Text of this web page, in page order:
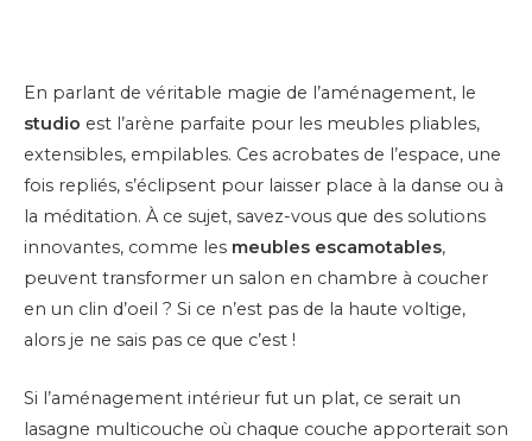
En parlant de véritable magie de l’aménagement, le
studio est l’arène parfaite pour les meubles pliables,
extensibles, empilables. Ces acrobates de l’espace, une
fois repliés, s’éclipsent pour laisser place à la danse ou à
la méditation. À ce sujet, savez-vous que des solutions
innovantes, comme les meubles escamotables,
peuvent transformer un salon en chambre à coucher
en un clin d’oeil ? Si ce n’est pas de la haute voltige,
alors je ne sais pas ce que c’est !
Si l’aménagement intérieur fut un plat, ce serait un
lasagne multicouche où chaque couche apporterait son